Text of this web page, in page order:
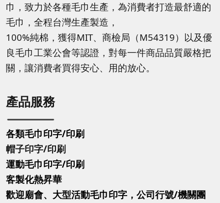
巾，致力於各種毛巾生產，為消費者打造最舒適的
毛巾，全程台灣生產製造，
100%純棉，獲得MIT、商檢局（M54319）以及優
良毛巾工業公會等認證，對每一件商品品質嚴格把
關，讓消費者買得安心、用的放心。
產品服務
各類毛巾印字/印刷
帽子印字/印刷
運動毛巾印字/印刷
客製化熱昇華
歡迎廟會、大型活動毛巾印字，公司行號/機關團